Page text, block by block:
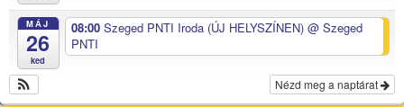
MÁJ
26
ked
08:00 Szeged PNTI Iroda (ÚJ HELYSZÍNEN) @ Szeged
PNTI
Nézd meg a naptárat